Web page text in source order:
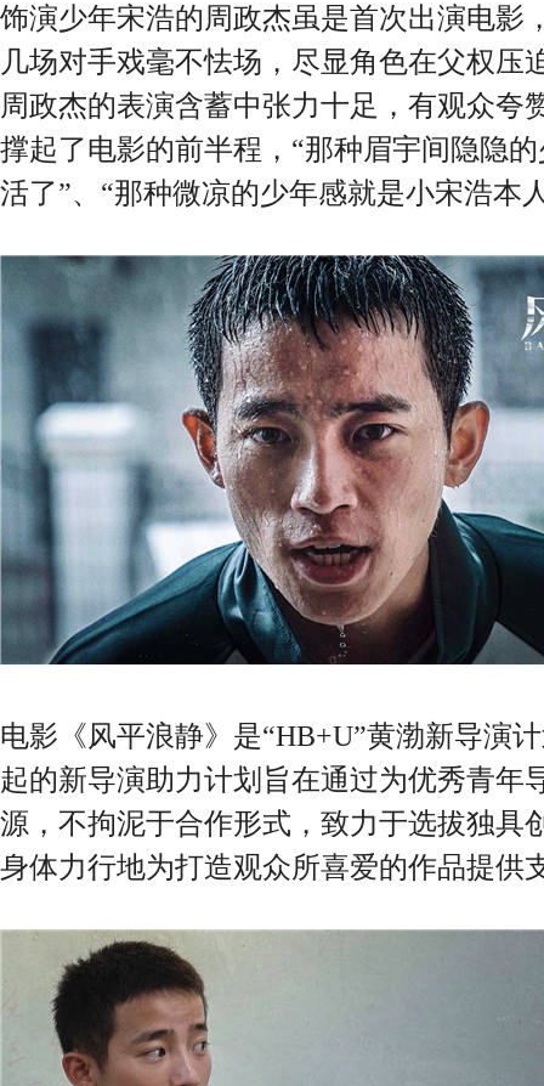
饰演少年宋浩的周政杰虽是首次出演电影
几场对手戏毫不怯场，尽显角色在父权压
周政杰的表演含蓄中张力十足，有观众夸
撑起了电影的前半程，“那种眉宇间隐隐
活了”、“那种微凉的少年感就是小宋浩本
电影《风平浪静》是“HB+U”黄渤新导演
起的新导演助力计划旨在通过为优秀青年
源，不拘泥于合作形式，致力于选拔独具
身体力行地为打造观众所喜爱的作品提供